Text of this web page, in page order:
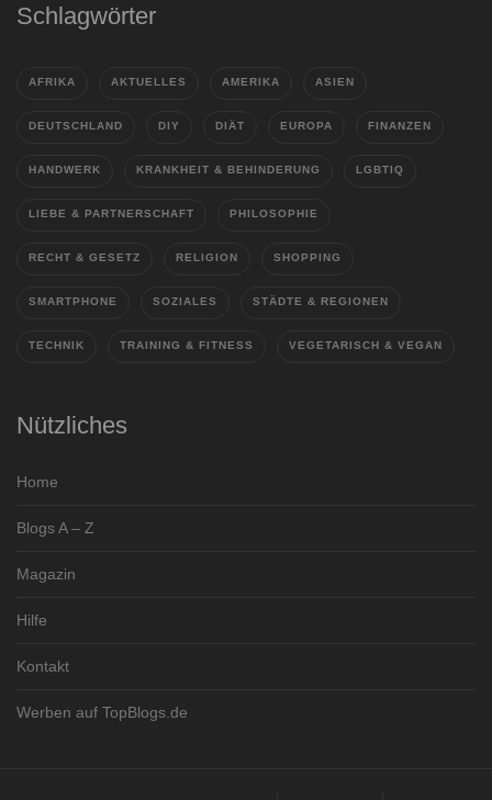
Schlagwörter
AFRIKA AKTUELLES AMERIKA ASIEN
DEUTSCHLAND DIY DIÄT EUROPA FINANZEN
HANDWERK KRANKHEIT & BEHINDERUNG LGBTIQ
LIEBE & PARTNERSCHAFT PHILOSOPHIE
RECHT & GESETZ RELIGION SHOPPING
SMARTPHONE SOZIALES STÄDTE & REGIONEN
TECHNIK TRAINING & FITNESS VEGETARISCH & VEGAN
Nützliches
Home
Blogs A – Z
Magazin
Hilfe
Kontakt
Werben auf TopBlogs.de